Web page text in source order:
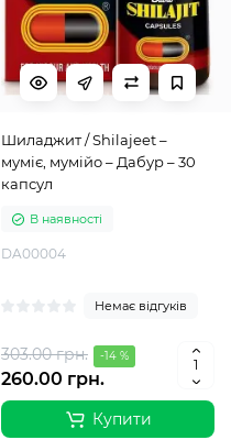
Шиладжит / Shilajeet –
муміє, мумійо – Дабур – 30
капсул
В наявності
DA00004
Немає відгуків
303.00 грн. -14 %
260.00 грн.
Купити